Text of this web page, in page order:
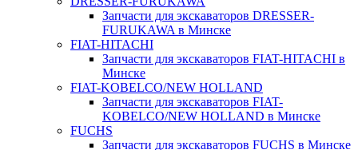
Запчасти для экскаваторов DRESSER-
FURUKAWA в Минске
FIAT-HITACHI
Запчасти для экскаваторов FIAT-HITACHI в
Минске
FIAT-KOBELCO/NEW HOLLAND
Запчасти для экскаваторов FIAT-
KOBELCO/NEW HOLLAND в Минске
FUCHS
Запчасти для экскаваторов FUCHS в Минске